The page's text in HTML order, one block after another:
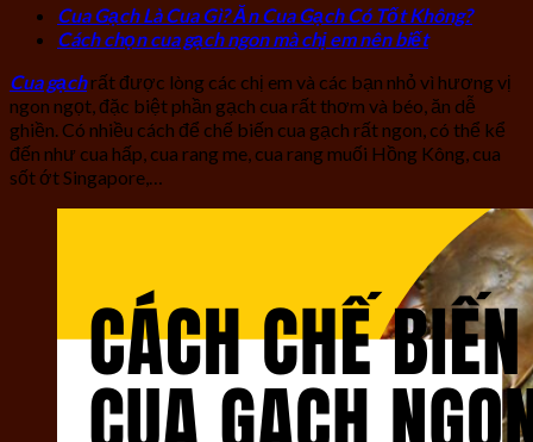
Cua Gạch Là Cua Gì? Ăn Cua Gạch Có Tốt Không?
Cách chọn cua gạch ngon mà chị em nên biết
Cua gạchrất được lòng các chị em và các bạn nhỏ vì hương vị
ngon ngọt, đặc biệt phần gạch cua rất thơm và béo, ăn dễ
ghiền. Có nhiều cách để chế biến cua gạch rất ngon, có thể kể
đến như cua hấp, cua rang me, cua rang muối Hồng Kông, cua
sốt ớt Singapore,…